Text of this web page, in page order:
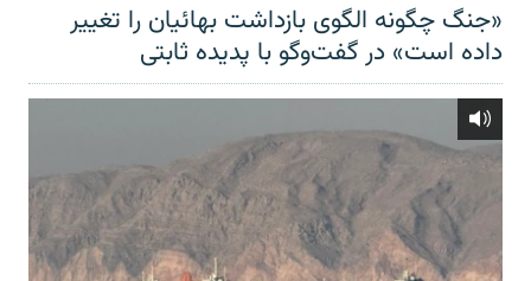
«جنگ چگونه الگوی بازداشت بهائیان را تغییر
داده است» در گفت‌وگو با پدیده ثابتی